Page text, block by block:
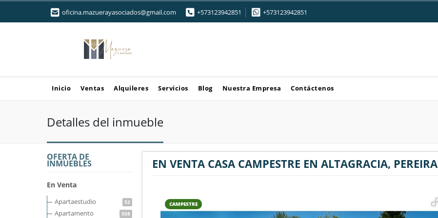
oficina.mazuerayasociados@gmail.com +573123942851 +573123942851
Inicio Ventas Alquileres Servicios Blog Nuestra Empresa Contáctenos
Detalles del inmueble
OFERTA DE
INMUEBLES
En Venta
Apartaestudio 52
Apartamento 508
EN VENTA CASA CAMPESTRE EN ALTAGRACIA, PEREIRA
CAMPESTRE